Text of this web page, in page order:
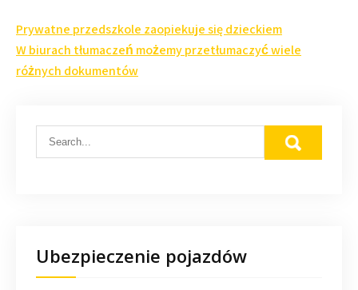
Nawigacja
wpisu
Prywatne przedszkole zaopiekuje się dzieckiem
W biurach tłumaczeń możemy przetłumaczyć wiele
różnych dokumentów
Ubezpieczenie pojazdów